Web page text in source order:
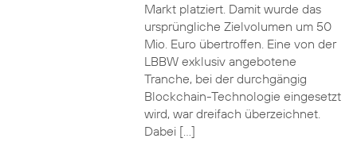
Markt platziert. Damit wurde das
ursprüngliche Zielvolumen um 50
Mio. Euro übertroffen. Eine von der
LBBW exklusiv angebotene
Tranche, bei der durchgängig
Blockchain-Technologie eingesetzt
wird, war dreifach überzeichnet.
Dabei […]